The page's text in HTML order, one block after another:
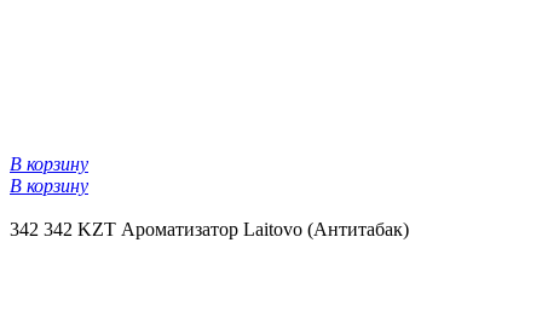
В корзину
В корзину
342 342 KZT Ароматизатор Laitovo (Антитабак)